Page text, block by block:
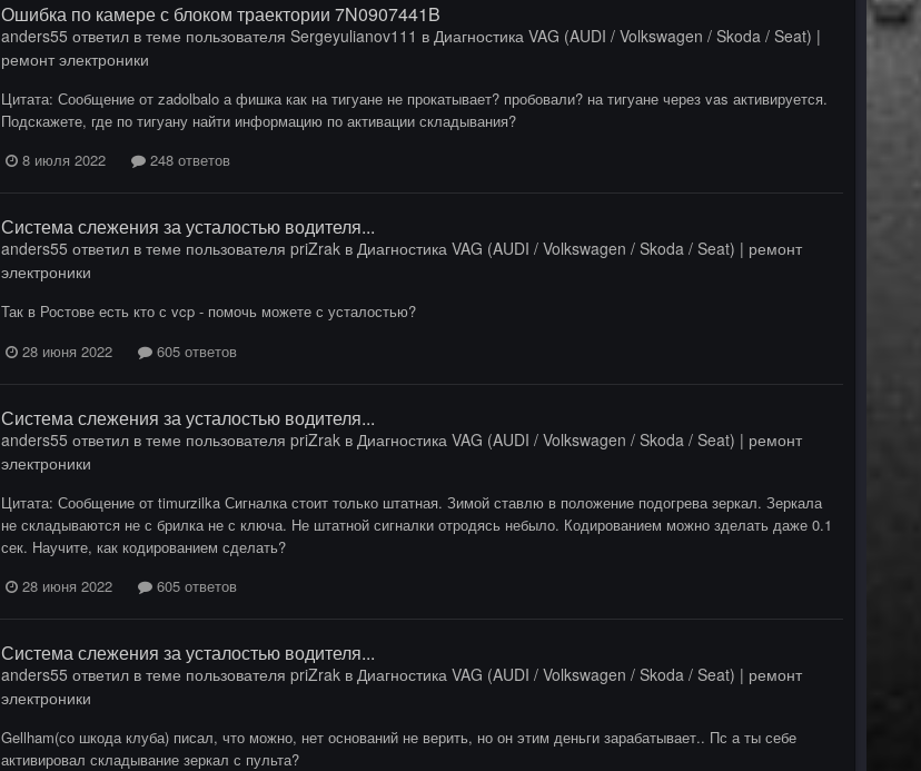
Ошибка по камере с блоком траектории 7N0907441B
anders55 ответил в теме пользователя Sergeyulianov111 в Диагностика VAG (AUDI / Volkswagen / Skoda / Seat) |
ремонт электроники
Цитата: Сообщение от zadolbalo а фишка как на тигуане не прокатывает? пробовали? на тигуане через vas активируется.
Подскажете, где по тигуану найти информацию по активации складывания?
8 июля 2022
248 ответов
Система слежения за усталостью водителя...
anders55 ответил в теме пользователя priZrakв Диагностика VAG (AUDI / Volkswagen / Skoda / Seat) | ремонт
электроники
Так в Ростове есть кто с vcp - помочь можете с усталостью?
28 июня 2022
605 ответов
Система слежения за усталостью водителя...
anders55 ответил в теме пользователя priZrakв Диагностика VAG (AUDI / Volkswagen / Skoda / Seat) | ремонт
электроники
Цитата: Сообщение от timurzilka Сигналка стоит только штатная. Зимой ставлю в положение подогрева зеркал. Зеркала
не складываются не с брилка не с ключа. Не штатной сигналки отродясь небыло. Кодированием можно зделать даже 0.1
сек. Научите, как кодированием сделать?
28 июня 2022
605 ответов
Система слежения за усталостью водителя...
anders55 ответил в теме пользователя priZrakв Диагностика VAG (AUDI / Volkswagen / Skoda / Seat) | ремонт
электроники
Gellham(со шкода клуба) писал, что можно, нет оснований не верить, но он этим деньги зарабатывает.. Пс а ты себе
активировал складывание зеркал с пульта?